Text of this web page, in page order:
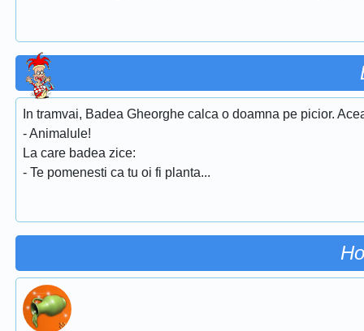
In tramvai, Badea Gheorghe calca o doamna pe picior.
- Animalule!
La care badea zice:
- Te pomenesti ca tu oi fi planta...